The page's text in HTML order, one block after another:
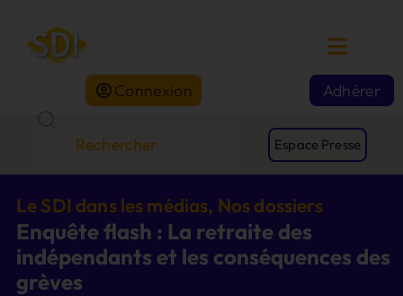
Connexion Adhérer
Espace Presse
Le SDI dans les médias, Nos dossiers
Enquête flash : La retraite des
indépendants et les conséquences des
grèves